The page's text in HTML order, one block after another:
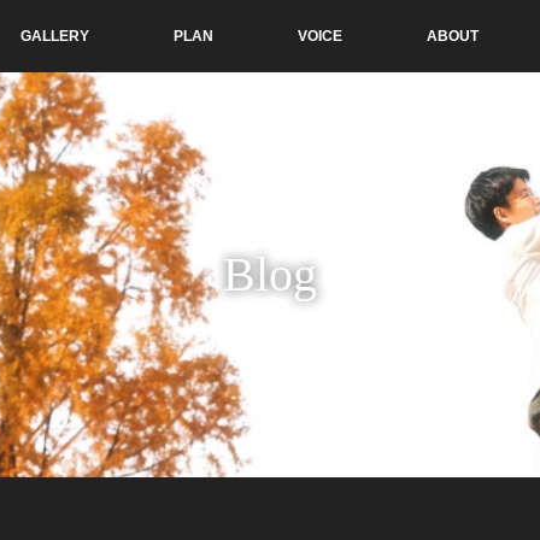
GALLERY PLAN VOICE ABOUT
Blog